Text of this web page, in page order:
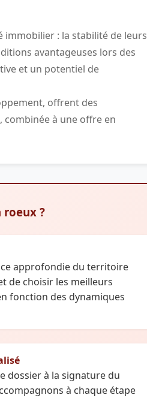
immobilier : la stabilité de leurs
avantageuses lors des
et un potentiel de
offrent des
à une offre en
roeux ?
approfondie du territoire
de choisir les meilleurs
fonction des dynamiques
dossier à la signature du
à chaque étape